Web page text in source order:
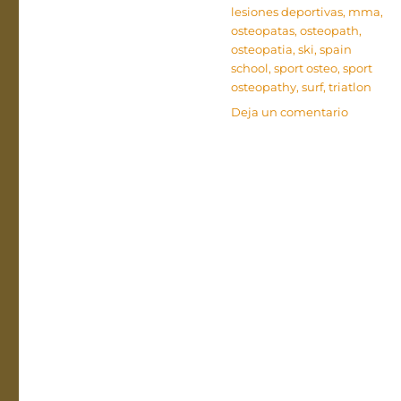
lesiones deportivas, mma,
osteopatas, osteopath,
osteopatia, ski, spain
school, sport osteo, sport
osteopathy, surf, triatlon
Deja un comentarioen